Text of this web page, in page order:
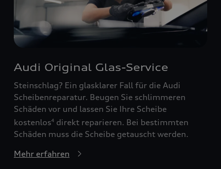
Audi Original Glas-Service
Steinschlag? Ein glasklarer Fall für die Audi
Scheibenreparatur. Beugen Sie schlimmeren
Schäden vor und lassen Sie Ihre Scheibe
kostenlos4 direkt reparieren. Bei bestimmten
Schäden muss die Scheibe getauscht werden.
Mehr erfahren